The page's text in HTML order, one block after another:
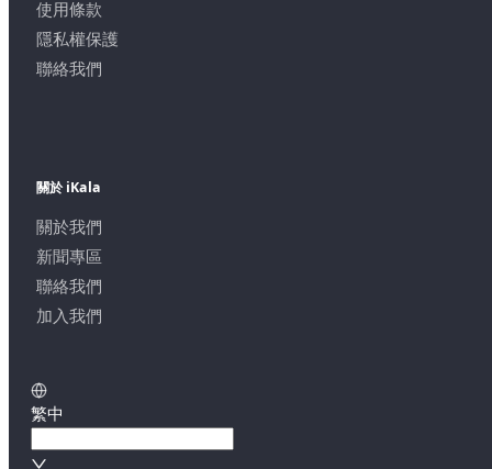
使用條款
隱私權保護
聯絡我們
關於 iKala
關於我們
新聞專區
聯絡我們
加入我們
繁中